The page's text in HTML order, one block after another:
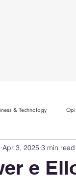
& Technology
Innovation Index
e
Apr 3, 2025 3 min read